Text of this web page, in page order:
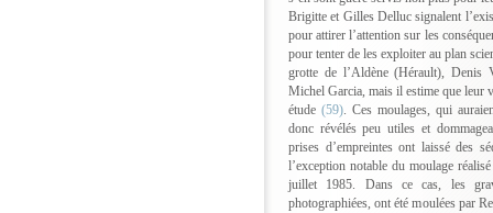
Brigitte et Gilles Delluc signalent
pour attirer l’attention sur les
pour tenter de les exploiter au plan
grotte de l’Aldène (Hérault), Denis
Michel Garcia, mais il estime que leur
étude (59). Ces moulages, qui
donc révélés peu utiles et
prises d’empreintes ont laissé des
l’exception notable du moulage
juillet 1985. Dans ce cas, les
photographiées, ont été moulées par